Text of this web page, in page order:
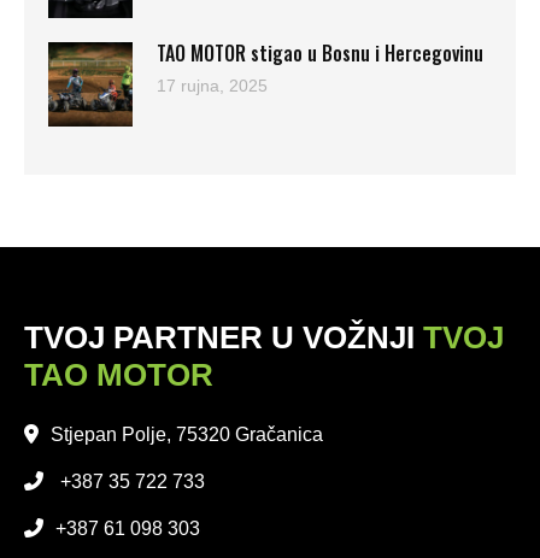
TAO MOTOR stigao u Bosnu i Hercegovinu
17 rujna, 2025
TVOJ PARTNER U VOŽNJI TVOJ
TAO MOTOR
Stjepan Polje, 75320 Gračanica
+387 35 722 733
+387 61 098 303